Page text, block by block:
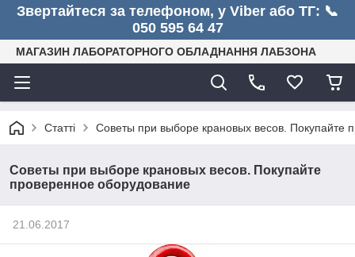
Звертайтеся за телефоном, у Viber або ТГ: 📞
050 595 64 47
МАГАЗИН ЛАБОРАТОРНОГО ОБЛАДНАННЯ ЛАБЗОНА
Статті Советы при выборе крановых весов. Покупайте
Советы при выборе крановых весов. Покупайте
проверенное оборудование
21.06.2017